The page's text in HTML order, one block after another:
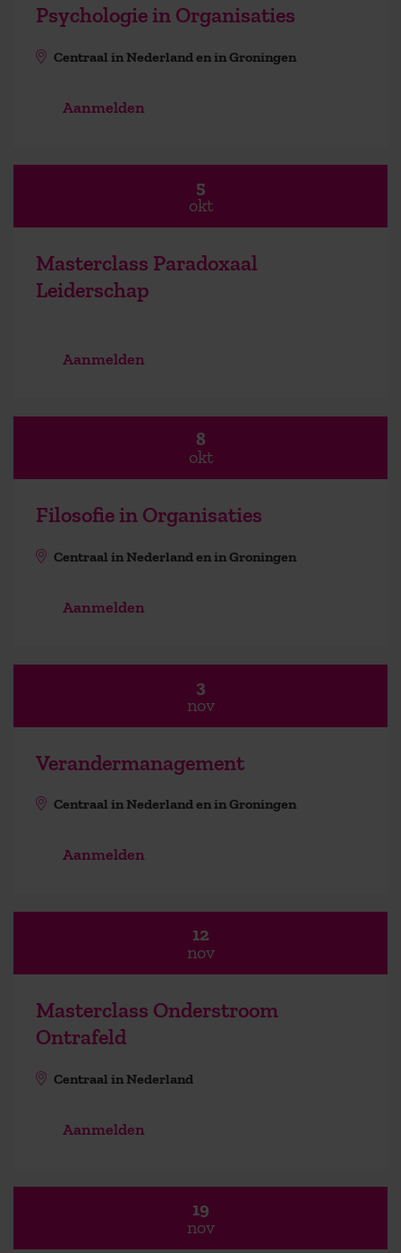
Psychologie in Organisaties
Centraal in Nederland en in Groningen
Aanmelden
5
okt
Masterclass Paradoxaal
Leiderschap
Aanmelden
8
okt
Filosofie in Organisaties
Centraal in Nederland en in Groningen
Aanmelden
3
nov
Verandermanagement
Centraal in Nederland en in Groningen
Aanmelden
12
nov
Masterclass Onderstroom
Ontrafeld
Centraal in Nederland
Aanmelden
19
nov